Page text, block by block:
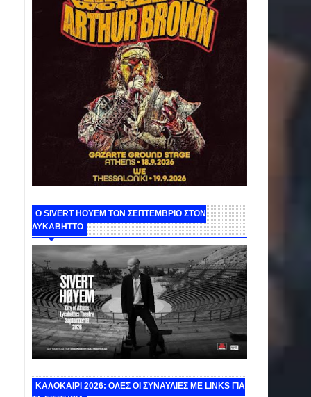
Ο SIVERT HOYEM ΤΟΝ ΣΕΠΤΕΜΒΡΙΟ ΣΤΟΝ
ΛΥΚΑΒΗΤΤΟ
ΚΑΛΟΚΑΙΡΙ 2026: ΟΛΕΣ ΟΙ ΣΥΝΑΥΛΙΕΣ ΜΕ LINKS ΓΙΑ